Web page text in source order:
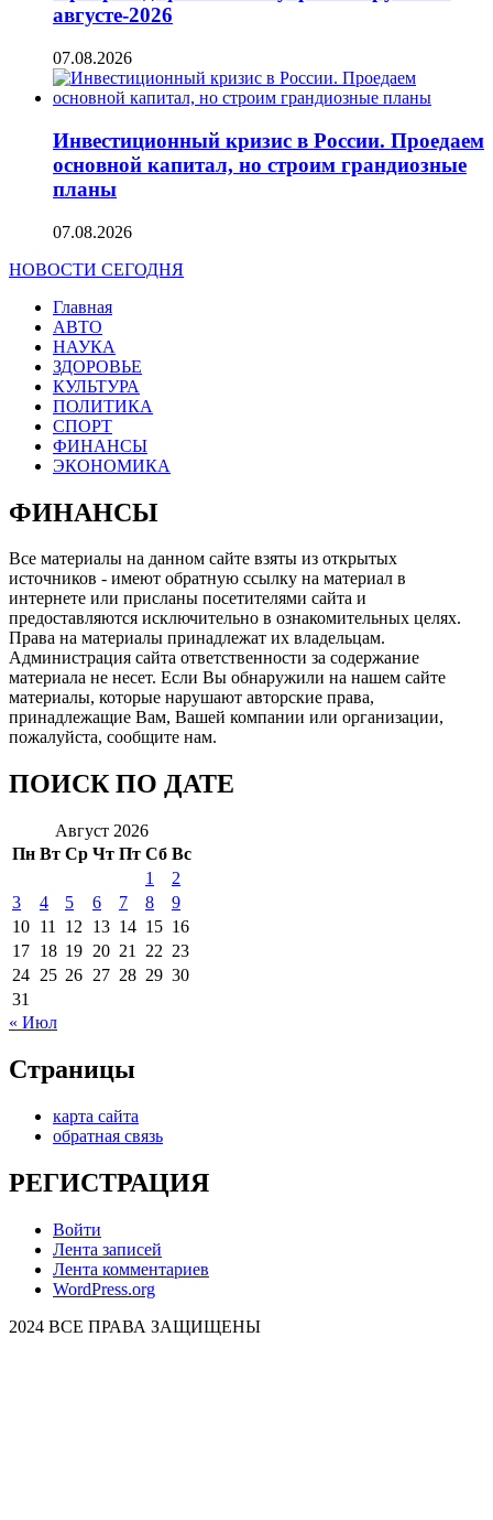
августе-2026
07.08.2026
Инвестиционный кризис в России. Проедаем
основной капитал, но строим грандиозные
планы
07.08.2026
НОВОСТИ СЕГОДНЯ
Главная
АВТО
НАУКА
ЗДОРОВЬЕ
КУЛЬТУРА
ПОЛИТИКА
СПОРТ
ФИНАНСЫ
ЭКОНОМИКА
ФИНАНСЫ
Все материалы на данном сайте взяты из открытых
источников - имеют обратную ссылку на материал в
интернете или присланы посетителями сайта и
предоставляются исключительно в ознакомительных целях.
Права на материалы принадлежат их владельцам.
Администрация сайта ответственности за содержание
материала не несет. Если Вы обнаружили на нашем сайте
материалы, которые нарушают авторские права,
принадлежащие Вам, Вашей компании или организации,
пожалуйста, сообщите нам.
ПОИСК ПО ДАТЕ
Август 2026
Пн Вт Ср Чт Пт Сб Вс
1
2
3
4 5 6 7 8
9
10 11 12 13 14 15 16
17 18 19 20 21 22 23
24 25 26 27 28 29 30
31
« Июл
Страницы
карта сайта
обратная связь
РЕГИСТРАЦИЯ
Войти
Лента записей
Лента комментариев
WordPress.org
2024 ВСЕ ПРАВА ЗАЩИЩЕНЫ